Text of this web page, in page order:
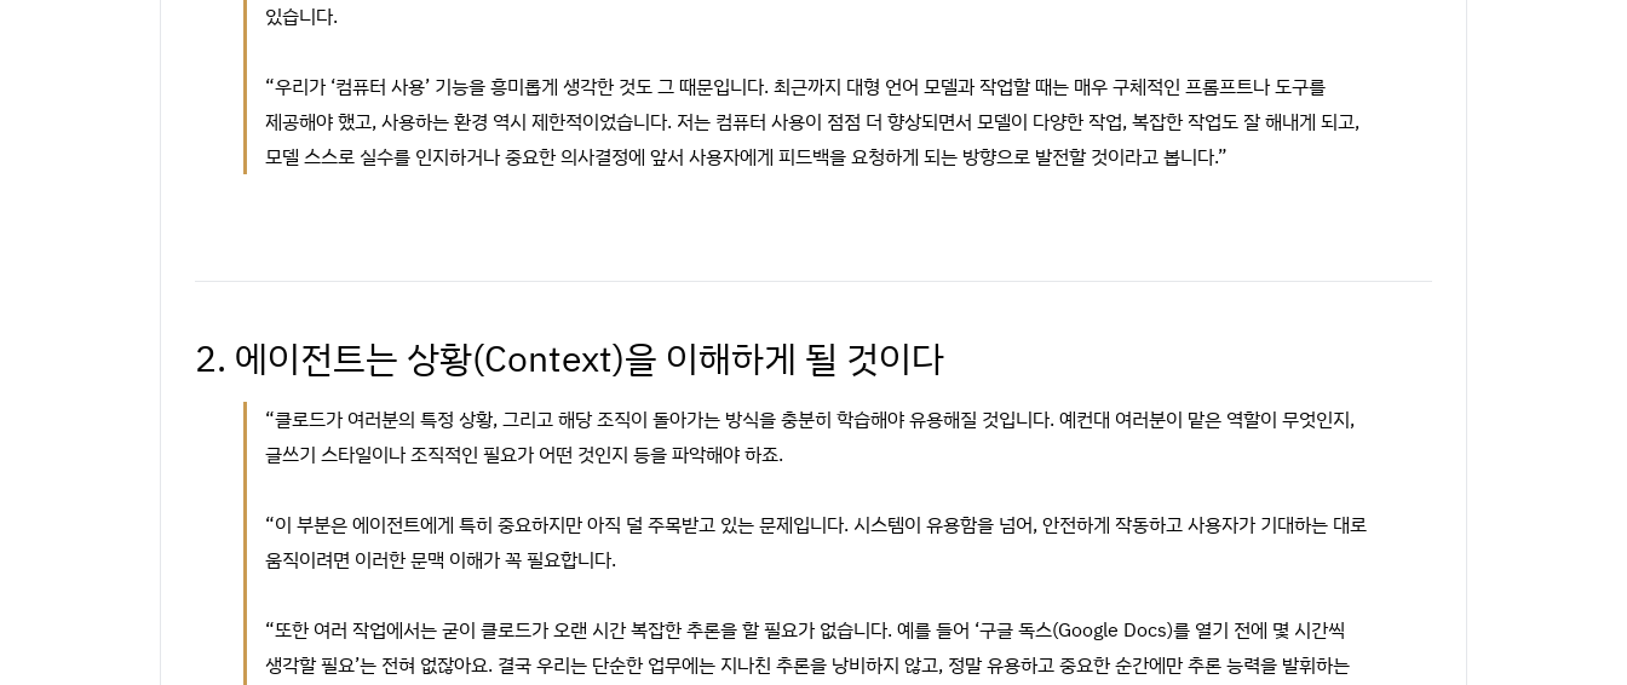
있습니다.
“우리가 ‘컴퓨터 사용’ 기능을 흥미롭게 생각한 것도 그 때문입니다. 최근까지 대형 언어 모델과 작업할 때는 매우 구체적인 프롬프트나 도구를
제공해야 했고, 사용하는 환경 역시 제한적이었습니다. 저는 컴퓨터 사용이 점점 더 향상되면서 모델이 다양한 작업, 복잡한 작업도 잘 해내게 되고,
모델 스스로 실수를 인지하거나 중요한 의사결정에 앞서 사용자에게 피드백을 요청하게 되는 방향으로 발전할 것이라고 봅니다.”
2. 에이전트는 상황(Context)을 이해하게 될 것이다
“클로드가 여러분의 특정 상황, 그리고 해당 조직이 돌아가는 방식을 충분히 학습해야 유용해질 것입니다. 예컨대 여러분이 맡은 역할이 무엇인지,
글쓰기 스타일이나 조직적인 필요가 어떤 것인지 등을 파악해야 하죠.
“이 부분은 에이전트에게 특히 중요하지만 아직 덜 주목받고 있는 문제입니다. 시스템이 유용함을 넘어, 안전하게 작동하고 사용자가 기대하는 대로
움직이려면 이러한 문맥 이해가 꼭 필요합니다.
“또한 여러 작업에서는 굳이 클로드가 오랜 시간 복잡한 추론을 할 필요가 없습니다. 예를 들어 ‘구글 독스(Google Docs)를 열기 전에 몇 시간씩
생각할 필요’는 전혀 없잖아요. 결국 우리는 단순한 업무에는 지나친 추론을 낭비하지 않고, 정말 유용하고 중요한 순간에만 추론 능력을 발휘하는